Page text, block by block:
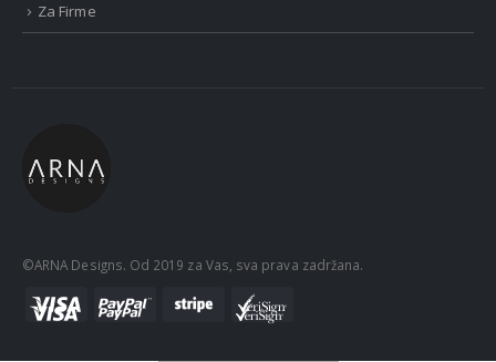
Za Firme
©ARNA Designs. Od 2019 za Vas, sva prava zadržana.